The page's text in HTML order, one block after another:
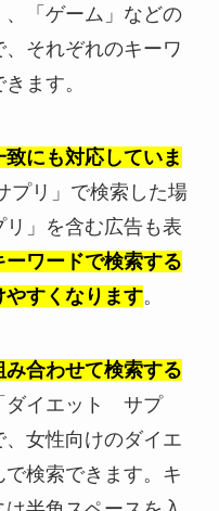
、「ゲーム」などの
それぞれのキーワ
ます。
にも対応していま
プリ」で検索した場
」を含む広告も表
ーワードで検索する
やすくなります。
合わせて検索する
ダイエット サプ
女性向けのダイエ
検索できます。キ